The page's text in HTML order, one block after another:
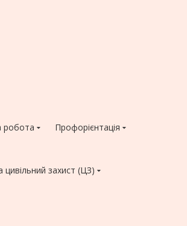
робота Профорієнтація
захист (ЦЗ)